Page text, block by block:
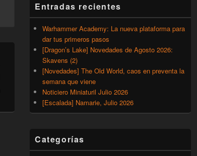
Entradas recientes
Warhammer Academy: La nueva plataforma para
dar tus primeros pasos
[Dragon’s Lake] Novedades de Agosto 2026:
Skavens (2)
[Novedades] The Old World, caos en preventa la
semana que viene
Noticiero Miniaturil Julio 2026
[Escalada] Namarie, Julio 2026
Categorías